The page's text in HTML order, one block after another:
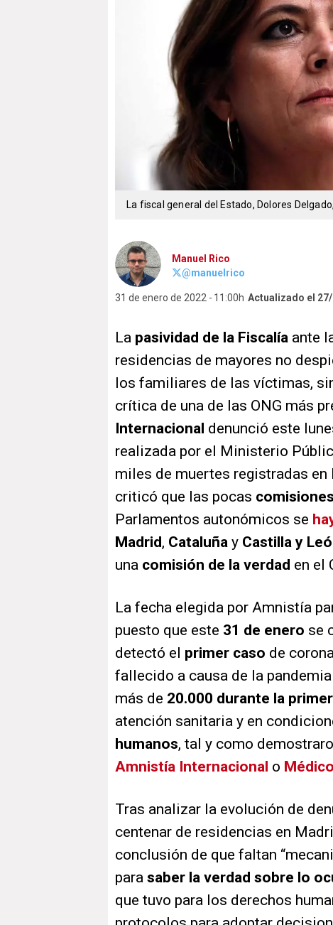
La fiscal general del Estado, Dolores
Manuel Rico
@manuelrico
31 de enero de 2022 11:00h Actualizado el
La pasividad de la Fiscalía ante
residencias de mayores no
los familiares de las víctimas,
crítica de una de las ONG más
Internacional denunció este
realizada por el Ministerio
miles de muertes registradas
criticó que las pocas
Parlamentos autonómicos se
Madrid, Cataluña y Castilla y
una comisión de la verdad en el
La fecha elegida por Amnistía
puesto que este 31 de enero se
detectó el primer caso de
fallecido a causa de la
más de 20.000 durante la
atención sanitaria y en
humanos, tal y como
Amnistía Internacional o
Tras analizar la evolución de
centenar de residencias en
conclusión de que faltan
para saber la verdad sobre lo
que tuvo para los derechos